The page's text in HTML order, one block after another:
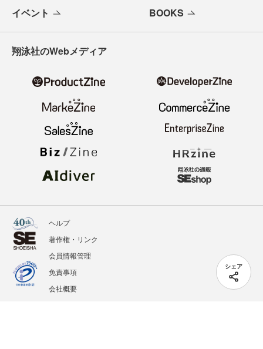
シェア
イベント BOOKS
翔泳社のWebメディア
ヘルプ
著作権・リンク
会員情報管理
免責事項
会社概要